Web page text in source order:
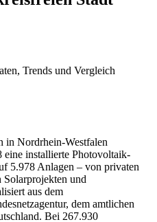
Trends und Vergleich
in Nordrhein-Westfalen
eine installierte Photovoltaik-
5.978 Anlagen – von privaten
Solarprojekten und
aus dem
dem amtlichen
Bei 267.930